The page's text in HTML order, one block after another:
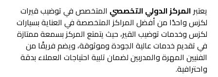
يعتبرالمركز الدولي التخصصي المتخصص في توضيب قيرات
لكزس واحدًا من أفضل المراكز المتخصصة في العناية بسيارات
لكزس وخدمات توضيب القير، حيث يتمتع المركز بسمعة ممتازة
في تقديم خدمات عالية الجودة وموثوقة، ويضم فريقًا من
الفنيين المهرة والمدربين لضمان تلبية احتياجات العملاء بدقة
واحترافية.